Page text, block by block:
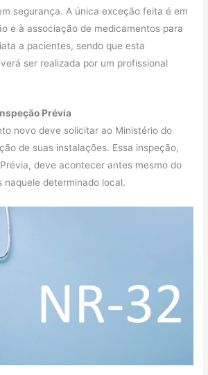
segurança. A única exceção feita é em
e à associação de medicamentos para
a pacientes, sendo que esta
ser realizada por um profissional
Prévia
novo deve solicitar ao Ministério do
de suas instalações. Essa inspeção,
deve acontecer antes mesmo do
naquele determinado local.